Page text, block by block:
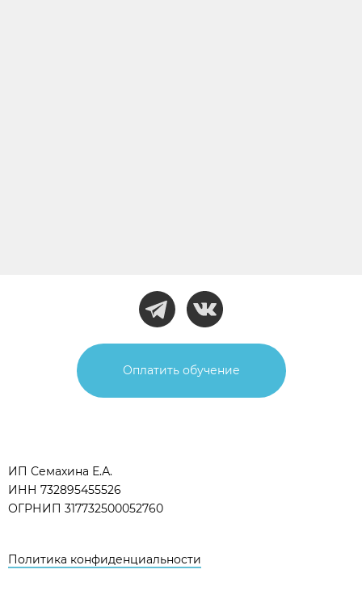
Оплатить обучение
ИП Семахина Е.А.
ИНН 732895455526
ОГРНИП 317732500052760
Политика конфиденциальности